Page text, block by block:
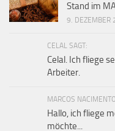
Stand im
9. DEZEMBER
CELAL SAGT:
Celal. Ich fliege
Arbeiter.
MARCOS
Hallo, ich fliege
möchte...